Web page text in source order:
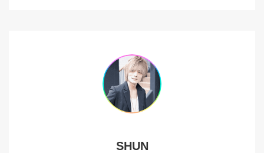
SHUN